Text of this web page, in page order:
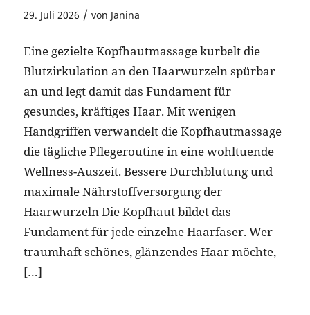
29. Juli 2026 / von Janina
Eine gezielte Kopfhautmassage kurbelt die
Blutzirkulation an den Haarwurzeln spürbar
an und legt damit das Fundament für
gesundes, kräftiges Haar. Mit wenigen
Handgriffen verwandelt die Kopfhautmassage
die tägliche Pflegeroutine in eine wohltuende
Wellness-Auszeit. Bessere Durchblutung und
maximale Nährstoffversorgung der
Haarwurzeln Die Kopfhaut bildet das
Fundament für jede einzelne Haarfaser. Wer
traumhaft schönes, glänzendes Haar möchte,
[…]